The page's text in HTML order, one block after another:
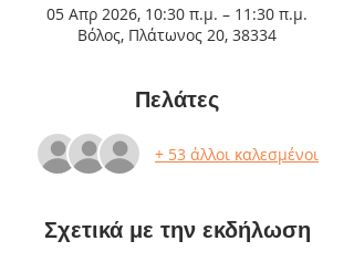
05 Απρ 2026, 10:30 π.μ. – 11:30 π.μ.
Βόλος, Πλάτωνος 20, 38334
Πελάτες
+ 53 άλλοι καλεσμένοι
Σχετικά με την εκδήλωση